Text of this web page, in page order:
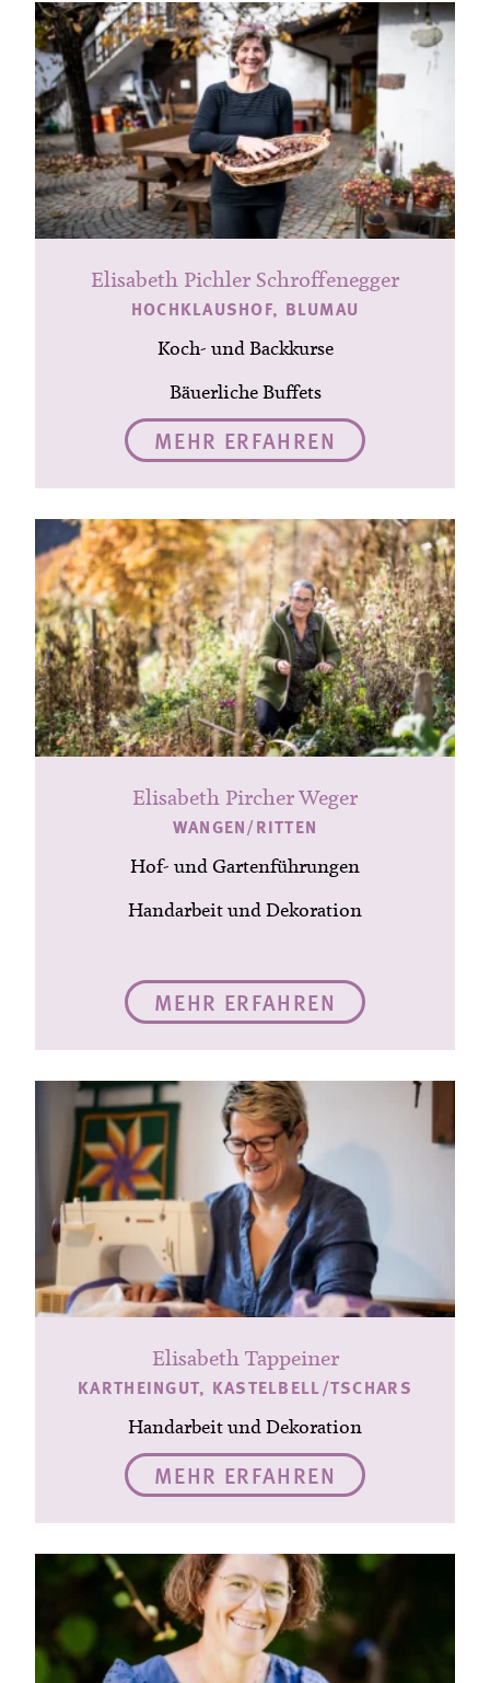
Elisabeth Pichler Schroffenegger
HOCHKLAUSHOF, BLUMAU
Koch- und Backkurse
Bäuerliche Buffets
MEHR ERFAHREN
Elisabeth Pircher Weger
WANGEN/RITTEN
Hof- und Gartenführungen
Handarbeit und Dekoration
MEHR ERFAHREN
Elisabeth Tappeiner
KARTHEINGUT, KASTELBELL/TSCHARS
Handarbeit und Dekoration
MEHR ERFAHREN